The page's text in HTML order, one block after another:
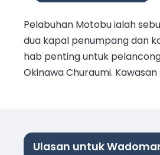
Pelabuhan Motobu ialah
dua kapal penumpang dan
hab penting untuk
Okinawa Churaumi.
Ulasan untuk